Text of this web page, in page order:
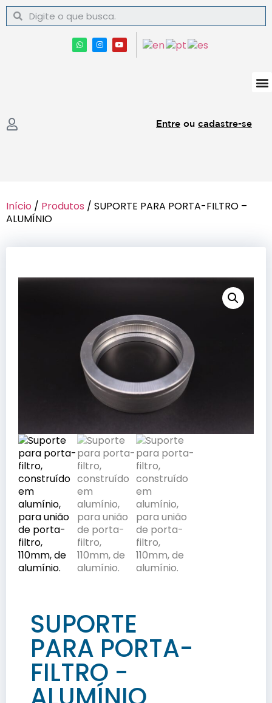
Entre ou cadastre-se
Início / Produtos / SUPORTE PARA PORTA-FILTRO –
ALUMÍNIO
SUPORTE
PARA PORTA-
FILTRO -